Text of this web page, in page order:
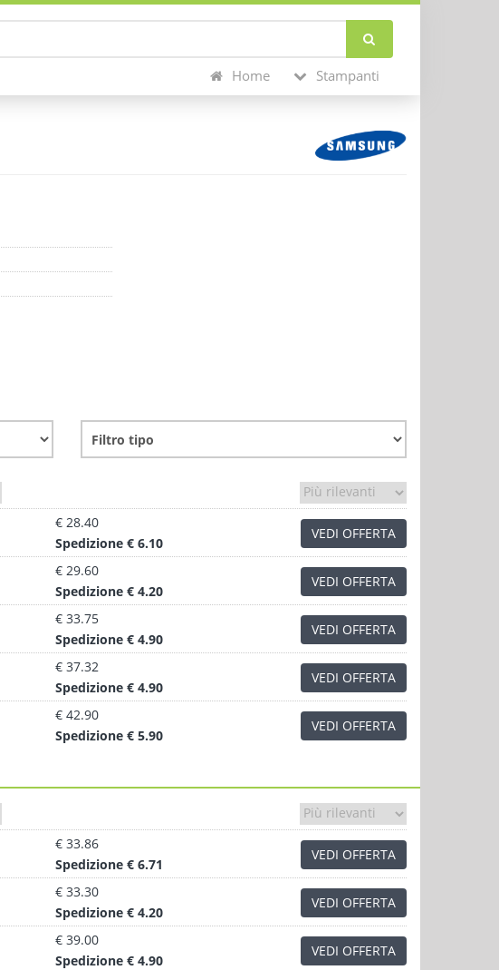
Home Stampanti
€ 28.40
Spedizione € 6.10
VEDI OFFERTA
€ 29.60
Spedizione € 4.20
VEDI OFFERTA
€ 33.75
Spedizione € 4.90
VEDI OFFERTA
€ 37.32
Spedizione € 4.90
VEDI OFFERTA
€ 42.90
Spedizione € 5.90
VEDI OFFERTA
€ 33.86
Spedizione € 6.71
VEDI OFFERTA
€ 33.30
Spedizione € 4.20
VEDI OFFERTA
€ 39.00
Spedizione € 4.90
VEDI OFFERTA